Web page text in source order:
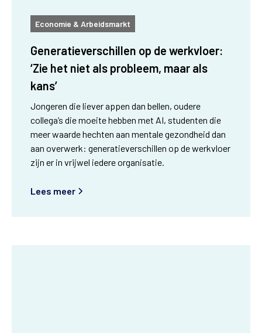
Generatieverschillen op de werkvloer:
‘Zie het niet als probleem, maar als
kans’
Economie & Arbeidsmarkt
Jongeren die liever appen dan bellen, oudere
collega’s die moeite hebben met AI, studenten die
meer waarde hechten aan mentale gezondheid dan
aan overwerk: generatieverschillen op de werkvloer
zijn er in vrijwel iedere organisatie.
Lees meer